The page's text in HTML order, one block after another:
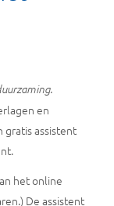
en
gratis assistent
het online
De assistent